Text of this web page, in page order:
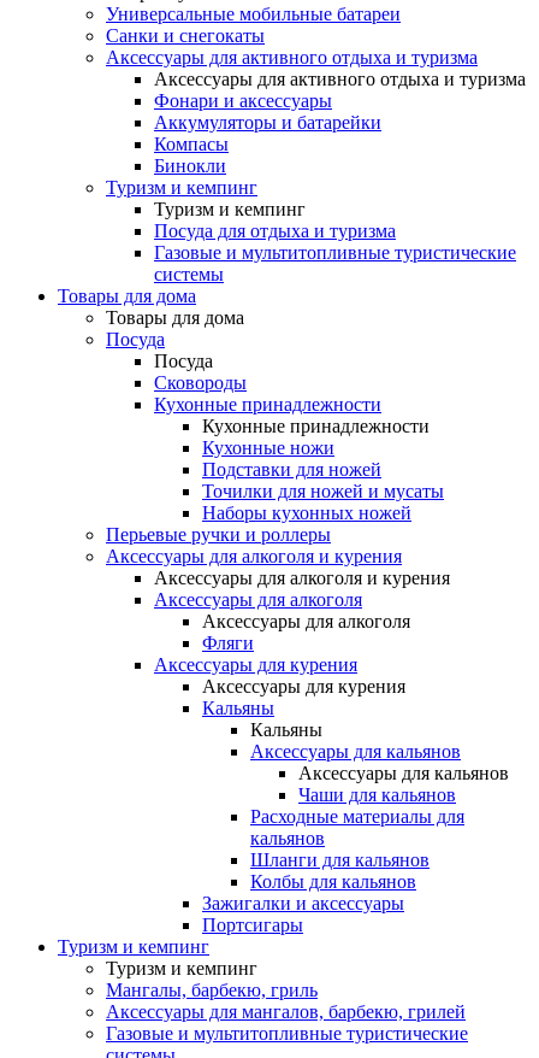
Универсальные мобильные батареи
Санки и снегокаты
Аксессуары для активного отдыха и туризма
Аксессуары для активного отдыха и туризма
Фонари и аксессуары
Аккумуляторы и батарейки
Компасы
Бинокли
Туризм и кемпинг
Туризм и кемпинг
Посуда для отдыха и туризма
Газовые и мультитопливные туристические
системы
Товары для дома
Товары для дома
Посуда
Посуда
Сковороды
Кухонные принадлежности
Кухонные принадлежности
Кухонные ножи
Подставки для ножей
Точилки для ножей и мусаты
Наборы кухонных ножей
Перьевые ручки и роллеры
Аксессуары для алкоголя и курения
Аксессуары для алкоголя и курения
Аксессуары для алкоголя
Аксессуары для алкоголя
Фляги
Аксессуары для курения
Аксессуары для курения
Кальяны
Кальяны
Аксессуары для кальянов
Аксессуары для кальянов
Чаши для кальянов
Расходные материалы для
кальянов
Шланги для кальянов
Колбы для кальянов
Зажигалки и аксессуары
Портсигары
Туризм и кемпинг
Туризм и кемпинг
Мангалы, барбекю, гриль
Аксессуары для мангалов, барбекю, грилей
Газовые и мультитопливные туристические